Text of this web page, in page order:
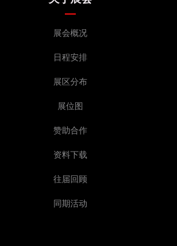
展会概况
日程安排
展区分布
展位图
赞助合作
资料下载
往届回顾
同期活动